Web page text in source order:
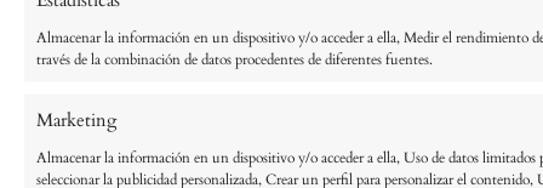
Almacenar la información en un dispositivo y/o acceder a ella, Medir el rendimiento
través de la combinación de datos procedentes de diferentes fuentes.
Marketing
Almacenar la información en un dispositivo y/o acceder a ella, Uso de datos
seleccionar la publicidad personalizada, Crear un perfil para personalizar el